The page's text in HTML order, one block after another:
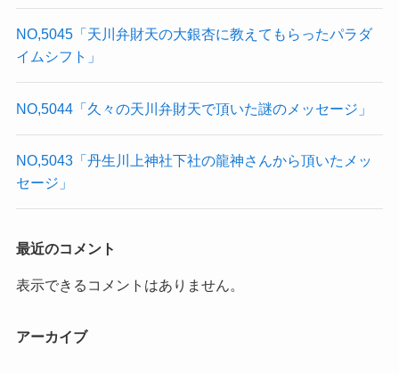
NO,5045「天川弁財天の大銀杏に教えてもらったパラダ
イムシフト」
NO,5044「久々の天川弁財天で頂いた謎のメッセージ」
NO,5043「丹生川上神社下社の龍神さんから頂いたメッ
セージ」
最近のコメント
表示できるコメントはありません。
アーカイブ